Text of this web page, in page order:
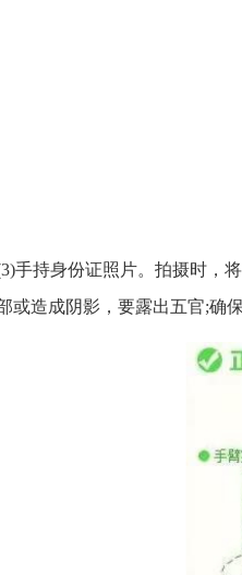
手持身份证照片。拍摄时，
或造成阴影，要露出五官;确